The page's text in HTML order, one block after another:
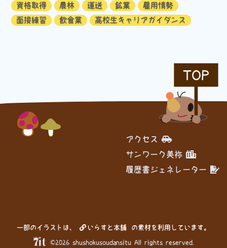
資格取得
農林 運送 鉱業
雇用情勢
面接練習
飲食業 高校生キャリアガイダンス
TOP
アクセス
サンワーク美祢
履歴書ジェネレーター
一部のイラストは、 いらすと本舗 の素材を利用しています。
©2026 shushokusoudansitu All rights reserved.